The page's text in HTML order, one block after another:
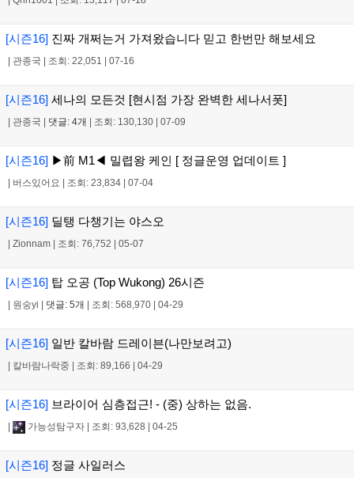
[시즌16] 진짜 개쩌는거 가져왔습니다 믿고 한번만 해보세요
| 관종국 | 조회: 22,051 | 07-16
[시즌16] 세나의 모든것 [현시점 가장 완벽한 세나서폿]
| 관종국 | 댓글: 4개 | 조회: 130,130 | 07-09
[시즌16] ▶前 M1◀ 밀렵왕 케인 [ 정글운영 업데이트 ]
| 버스있어요 | 조회: 23,834 | 07-04
[시즌16] 딜탱 다챙기는 야스오
| Zionnam | 조회: 76,752 | 05-07
[시즌16] 탑 오공 (Top Wukong) 26시즌
| 원숭yi | 댓글: 5개 | 조회: 568,970 | 04-29
[시즌16] 일반 칼바람 드레이븐(나만보려고)
| 칼바람나락중 | 조회: 89,166 | 04-29
[시즌16] 브라이어 심층접근! - (중) 상하는 없음.
| 가능성탐구자 | 조회: 93,628 | 04-25
[시즌16] 정글 사일러스